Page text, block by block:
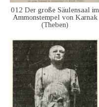
012 Der große Säulensaal im
Ammonstempel von Karnak
(Theben)